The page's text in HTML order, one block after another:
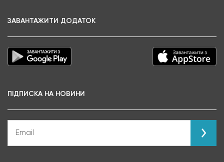
ЗАВАНТАЖИТИ ДОДАТОК
ПІДПИСКА НА НОВИНИ